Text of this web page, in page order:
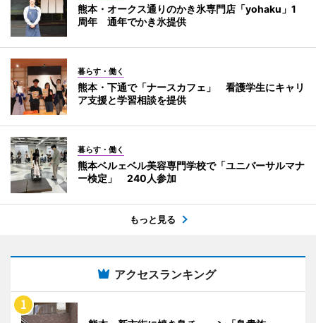
熊本・オークス通りのかき氷専門店「yohaku」1
周年 通年でかき氷提供
暮らす・働く
熊本・下通で「ナースカフェ」 看護学生にキャリ
ア支援と学習相談を提供
暮らす・働く
熊本ベルェベル美容専門学校で「ユニバーサルマナ
ー検定」 240人参加
もっと見る
アクセスランキング